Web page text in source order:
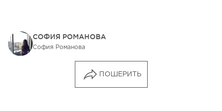
СОФИЯ РОМАНОВА
София Романова
ПОШЕРИТЬ